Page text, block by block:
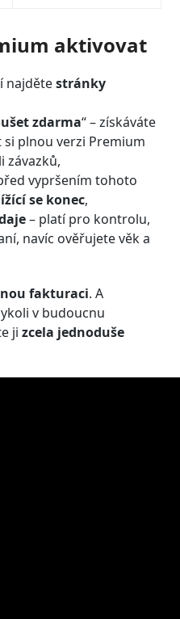
aktivovat
najdětestránky
zdarma“ – získáváte
plnou verzi Premium
závazků,
vypršením tohoto
se konec,
– platí pro kontrolu,
navíc ověřujete věk a
fakturaci. A
v budoucnu
jizcela jednoduše